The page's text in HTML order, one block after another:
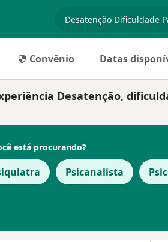
Convênio Datas
Desatenção,
está procurando?
Psicanalista